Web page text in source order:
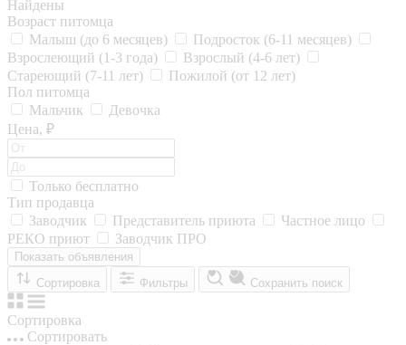
Найдены
Возраст питомца
Малыш (до 6 месяцев)
Подросток (6-11 месяцев)
Взрослеющий (1-3 года)
Взрослый (4-6 лет)
Стареющий (7-11 лет)
Пожилой (от 12 лет)
Пол питомца
Мальчик
Девочка
Цена, ₽
Только бесплатно
Тип продавца
Заводчик
Представитель приюта
Частное лицо
РЕКО приют
Заводчик ПРО
Показать объявления
Сортировка
Фильтры Сохранить поиск
Сортировка
Сортировать